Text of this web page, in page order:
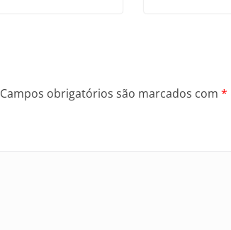
Campos obrigatórios são marcados com*